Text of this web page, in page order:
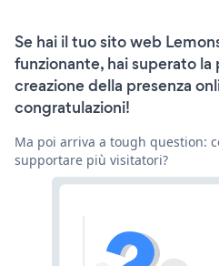
Se hai il tuo sito web
funzionante, hai superato
creazione della presenza
congratulazioni!
Ma poi arriva a tough question:
supportare più visitatori?